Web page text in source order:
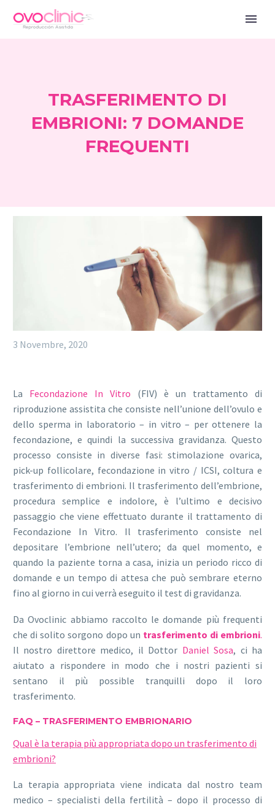
TRASFERIMENTO DI
EMBRIONI: 7 DOMANDE
FREQUENTI
3 Novembre, 2020
La Fecondazione In Vitro (FIV) è un trattamento di
riproduzione assistita che consiste nell’unione dell’ovulo e
dello sperma in laboratorio – in vitro – per ottenere la
fecondazione, e quindi la successiva gravidanza. Questo
processo consiste in diverse fasi: stimolazione ovarica,
pick-up follicolare, fecondazione in vitro / ICSI, coltura e
trasferimento di embrioni. Il trasferimento dell’embrione,
procedura semplice e indolore, è l’ultimo e decisivo
passaggio che viene effettuato durante il trattamento di
Fecondazione In Vitro. Il trasferimento consiste nel
depositare l’embrione nell’utero; da quel momento, e
quando la paziente torna a casa, inizia un periodo ricco di
domande e un tempo di attesa che può sembrare eterno
fino al giorno in cui verrà eseguito il test di gravidanza.
Da Ovoclinic abbiamo raccolto le domande più frequenti
che di solito sorgono dopo un trasferimento di embrioni.
Il nostro direttore medico, il Dottor Daniel Sosa, ci ha
aiutato a rispondere in modo che i nostri pazienti si
sentano il più possible tranquilli dopo il loro
trasferimento.
FAQ – TRASFERIMENTO EMBRIONARIO
Qual è la terapia più appropriata dopo un trasferimento di
embrioni?
La terapia appropriata viene indicata dal nostro team
medico – specialisti della fertilità – dopo il processo di